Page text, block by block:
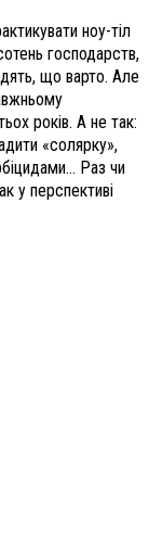
ноу-тіл
господарств,
що варто. Але
років. А не так:
«солярку»,
Раз чи
у перспективі